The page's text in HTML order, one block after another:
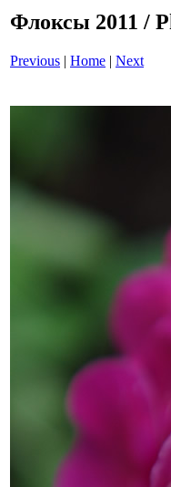
Флоксы 2011 /
Previous | Home | Next